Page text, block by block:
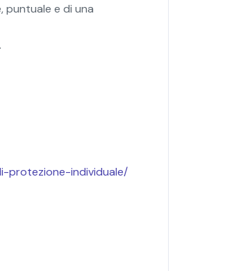
puntuale e di una
protezione-individuale/